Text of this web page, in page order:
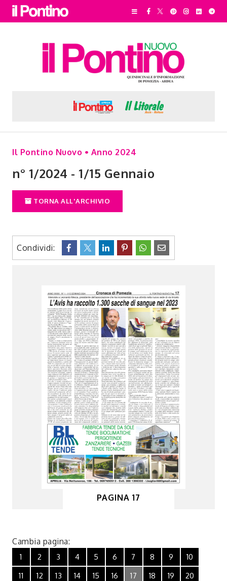
Il Pontino Nuovo • Anno 2024
n° 1/2024 - 1/15 Gennaio
TORNA ALL'ARCHIVIO
Condividi:
PAGINA 17
Cambia pagina:
1 2 3 4 5 6 7 8 9
10
11
12 13 14 15 16 17 18 19
20